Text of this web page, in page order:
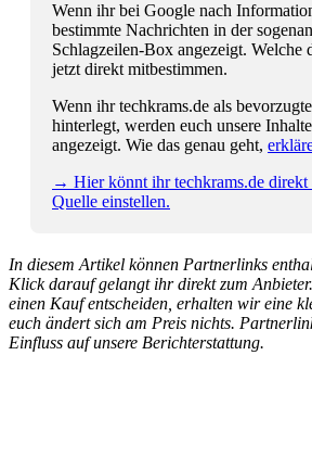
Wenn ihr bei Google nach
bestimmte Nachrichten in der
Schlagzeilen-Box angezeigt. Welche
jetzt direkt mitbestimmen.
Wenn ihr techkrams.de als
hinterlegt, werden euch unsere
angezeigt. Wie das genau geht,
→ Hier könnt ihr techkrams.de direkt
Quelle einstellen.
In diesem Artikel können Partnerlinks
Klick darauf gelangt ihr direkt zum
einen Kauf entscheiden, erhalten wir eine
euch ändert sich am Preis nichts.
Einfluss auf unsere Berichterstattung.